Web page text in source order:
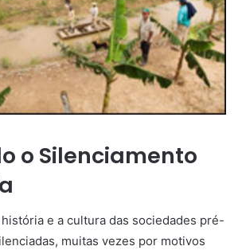
o Silenciamento
e a cultura das sociedades pré-
muitas vezes por motivos